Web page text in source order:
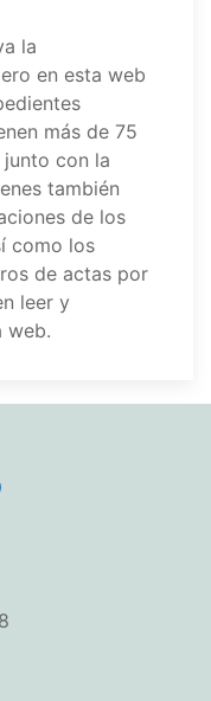
la
en esta web
más de 75
junto con la
también
de los
como los
de actas por
leer y
web.